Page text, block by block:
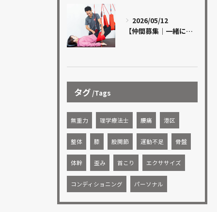
2026/05/12
【仲間募集｜一緒に成長できる方を探しています】
タグ Tags
無重力 理学療法士 腰痛 港区
整体 膝 股関節 運動不足 骨盤
体幹 歪み 首こり エクササイズ
コンディショニング パーソナル